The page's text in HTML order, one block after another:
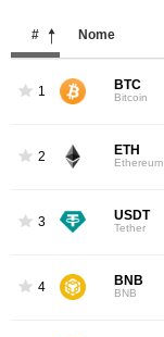
# Nome
1 BTC
Bitcoin
2 ETH
Ethereum
3 USDT
Tether
4 BNB
BNB